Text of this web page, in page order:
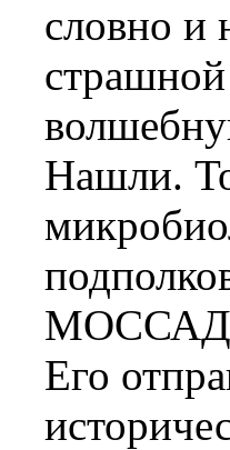
словно и
Нашли.
Его